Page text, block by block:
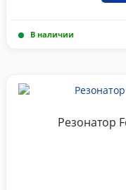
В наличии
Резонатор